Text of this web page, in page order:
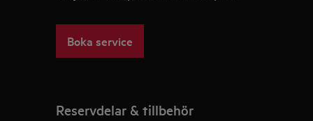
Boka service
Reservdelar & tillbehör